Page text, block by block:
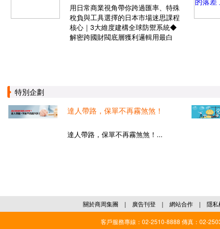
用日常商業視角帶你跨過匯率、特殊
稅負與工具選擇的日本市場迷思課程
核心｜3大維度建構全球防禦系統◆
解密跨國財閥底層獲利邏輯用最白
特別企劃
達人帶路，保單不再霧煞煞！
達人帶路，保單不再霧煞煞！...
關於商周集團 ｜ 廣告刊登 ｜ 網站合作 ｜ 隱私
客戶服務專線：02-2510-8888 傳真：02-